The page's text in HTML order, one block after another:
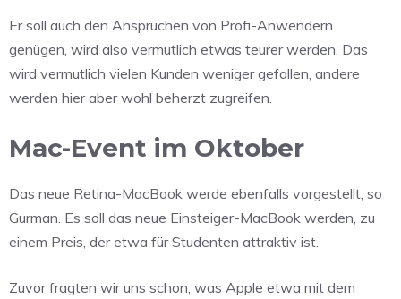
Er soll auch den Ansprüchen von Profi-Anwendern
genügen, wird also vermutlich etwas teurer werden. Das
wird vermutlich vielen Kunden weniger gefallen, andere
werden hier aber wohl beherzt zugreifen.
Mac-Event im Oktober
Das neue Retina-MacBook werde ebenfalls vorgestellt, so
Gurman. Es soll das neue Einsteiger-MacBook werden, zu
einem Preis, der etwa für Studenten attraktiv ist.
Zuvor fragten wir uns schon, was Apple etwa mit dem